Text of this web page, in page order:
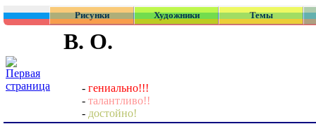
Рисунки Художники Темы
В. О.
- гениально!!!
- талантливо!!
- достойно!